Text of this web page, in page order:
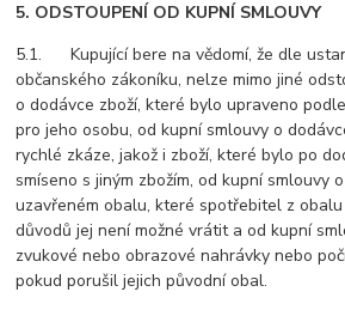
5. ODSTOUPENÍ OD KUPNÍ SMLOUVY
5.1. Kupující bere na vědomí, že dle
občanského zákoníku, nelze mimo jiné
o dodávce zboží, které bylo upraveno
pro jeho osobu, od kupní smlouvy o
rychlé zkáze, jakož i zboží, které bylo po
smíseno s jiným zbožím, od kupní smlouvy
uzavřeném obalu, které spotřebitel z
důvodů jej není možné vrátit a od kupní
zvukové nebo obrazové nahrávky nebo
pokud porušil jejich původní obal.